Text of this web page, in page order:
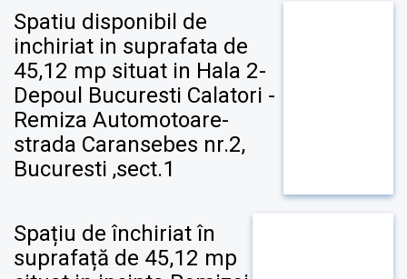
Spatiu disponibil de
inchiriat in suprafata de
45,12 mp situat in Hala 2-
Depoul Bucuresti Calatori -
Remiza Automotoare-
strada Caransebes nr.2,
Bucuresti ,sect.1
Spațiu de închiriat în
suprafață de 45,12 mp